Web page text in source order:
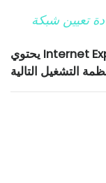
يحتوي Internet Explorer 9 على الحد الأدنى من المتطلبات